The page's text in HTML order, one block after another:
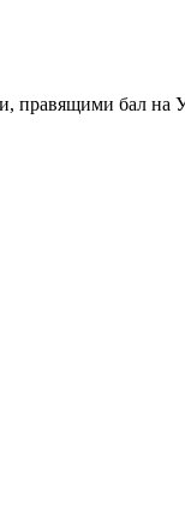
правящими бал